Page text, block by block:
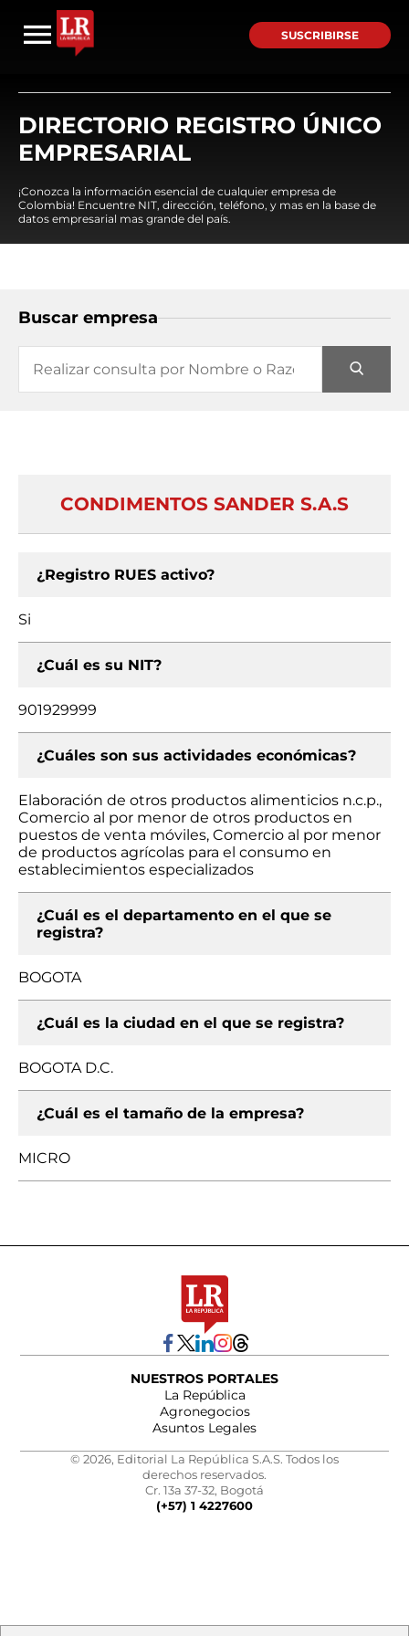
SUSCRIBIRSE
DIRECTORIO REGISTRO ÚNICO
EMPRESARIAL
¡Conozca la información esencial de cualquier empresa de
Colombia! Encuentre NIT, dirección, teléfono, y mas en la base de
datos empresarial mas grande del país.
Buscar empresa
CONDIMENTOS SANDER S.A.S
¿Registro RUES activo?
Si
¿Cuál es su NIT?
901929999
¿Cuáles son sus actividades económicas?
Elaboración de otros productos alimenticios n.c.p.,
Comercio al por menor de otros productos en
puestos de venta móviles, Comercio al por menor
de productos agrícolas para el consumo en
establecimientos especializados
¿Cuál es el departamento en el que se
registra?
BOGOTA
¿Cuál es la ciudad en el que se registra?
BOGOTA D.C.
¿Cuál es el tamaño de la empresa?
MICRO
NUESTROS PORTALES
La República
Agronegocios
Asuntos Legales
© 2026, Editorial La República S.A.S. Todos los
derechos reservados.
Cr. 13a 37-32, Bogotá
(+57) 1 4227600